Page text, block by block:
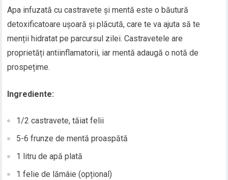
Apa infuzată cu castravete și mentă este o băutură
detoxificatoare ușoară și plăcută, care te va ajuta să te
menții hidratat pe parcursul zilei. Castravetele are
proprietăți antiinflamatorii, iar mentă adaugă o notă de
prospețime.
Ingrediente:
1/2 castravete, tăiat felii
5-6 frunze de mentă proaspătă
1 litru de apă plată
1 felie de lămâie (opțional)